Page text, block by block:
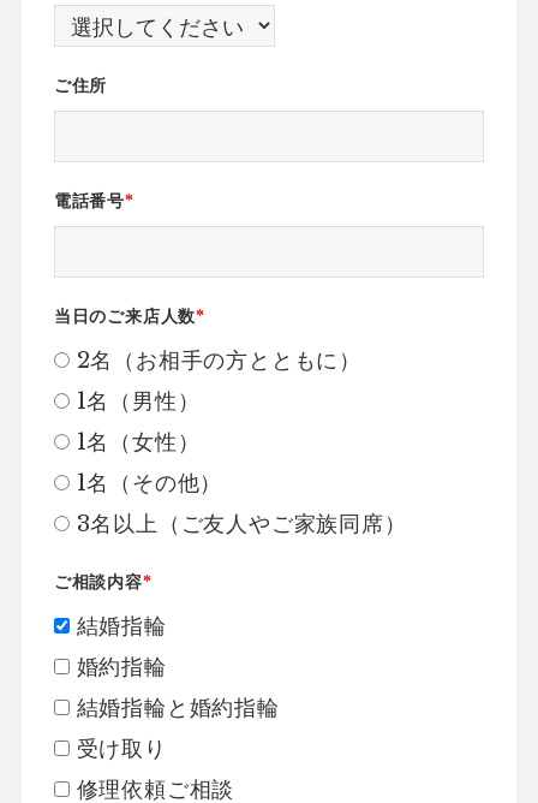
ご住所
電話番号*
当日のご来店人数*
2名（お相手の方とともに）
1名（男性）
1名（女性）
1名（その他）
3名以上（ご友人やご家族同席）
ご相談内容*
結婚指輪
婚約指輪
結婚指輪と婚約指輪
受け取り
修理依頼ご相談